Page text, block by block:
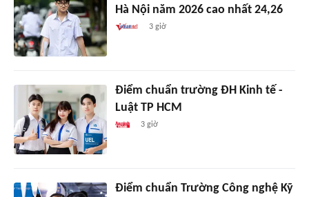
Hà Nội năm 2026 cao nhất 24,26
3 giờ
Điểm chuẩn trường ĐH Kinh tế -
Luật TP HCM
3 giờ
Điểm chuẩn Trường Công nghệ Kỹ